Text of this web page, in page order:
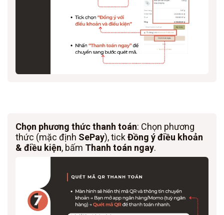
Chọn phương thức thanh toán: Chọn phương
thức (mặc định SePay), tickĐồng ý điều khoản
& điều kiện, bấm Thanh toán ngay.